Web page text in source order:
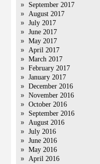
September 2017
August 2017
July 2017
June 2017
May 2017
April 2017
March 2017
February 2017
January 2017
December 2016
November 2016
October 2016
September 2016
August 2016
July 2016
June 2016
May 2016
April 2016